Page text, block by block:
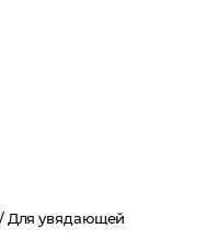
Для увядающей